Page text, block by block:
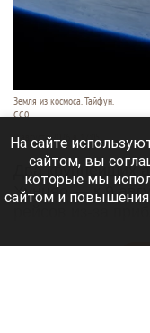
Земля из космоса. Тайфун.
СС0
9 августа 2026 в 17:05
Два
Хунцяо — к 9
рейсов из-за
На сайте
сайтом, вы
которые мы
сайтом и повышения